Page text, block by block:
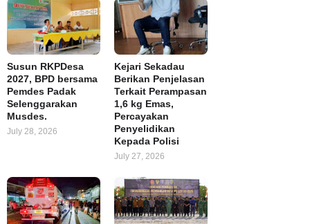
Susun RKPDesa
2027, BPD bersama
Pemdes Padak
Selenggarakan
Musdes.
July 28, 2026
Kejari Sekadau
Berikan Penjelasan
Terkait Perampasan
1,6 kg Emas,
Percayakan
Penyelidikan
Kepada Polisi
July 27, 2026